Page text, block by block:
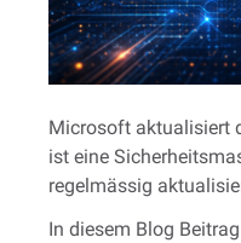
Microsoft aktualisiert
ist eine
regelmässig
In diesem Blog